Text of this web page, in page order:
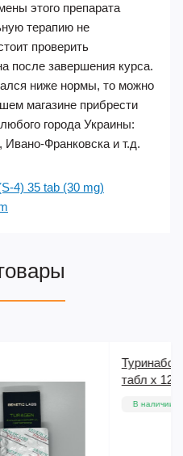
этого препарата
терапию не
проверить
после завершения курса.
ниже нормы, то можно
магазине прибрести
города Украины:
Франковска и т.д.
4) 35 tab (30 mg)
Туринабол Turagen 100
табл х 12 мг Genetic Labs
В наличии